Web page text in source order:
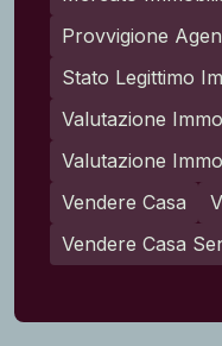
Provvigione
Stato Legittimo
Valutazione
Valutazione
Vendere Casa
Vendere Casa